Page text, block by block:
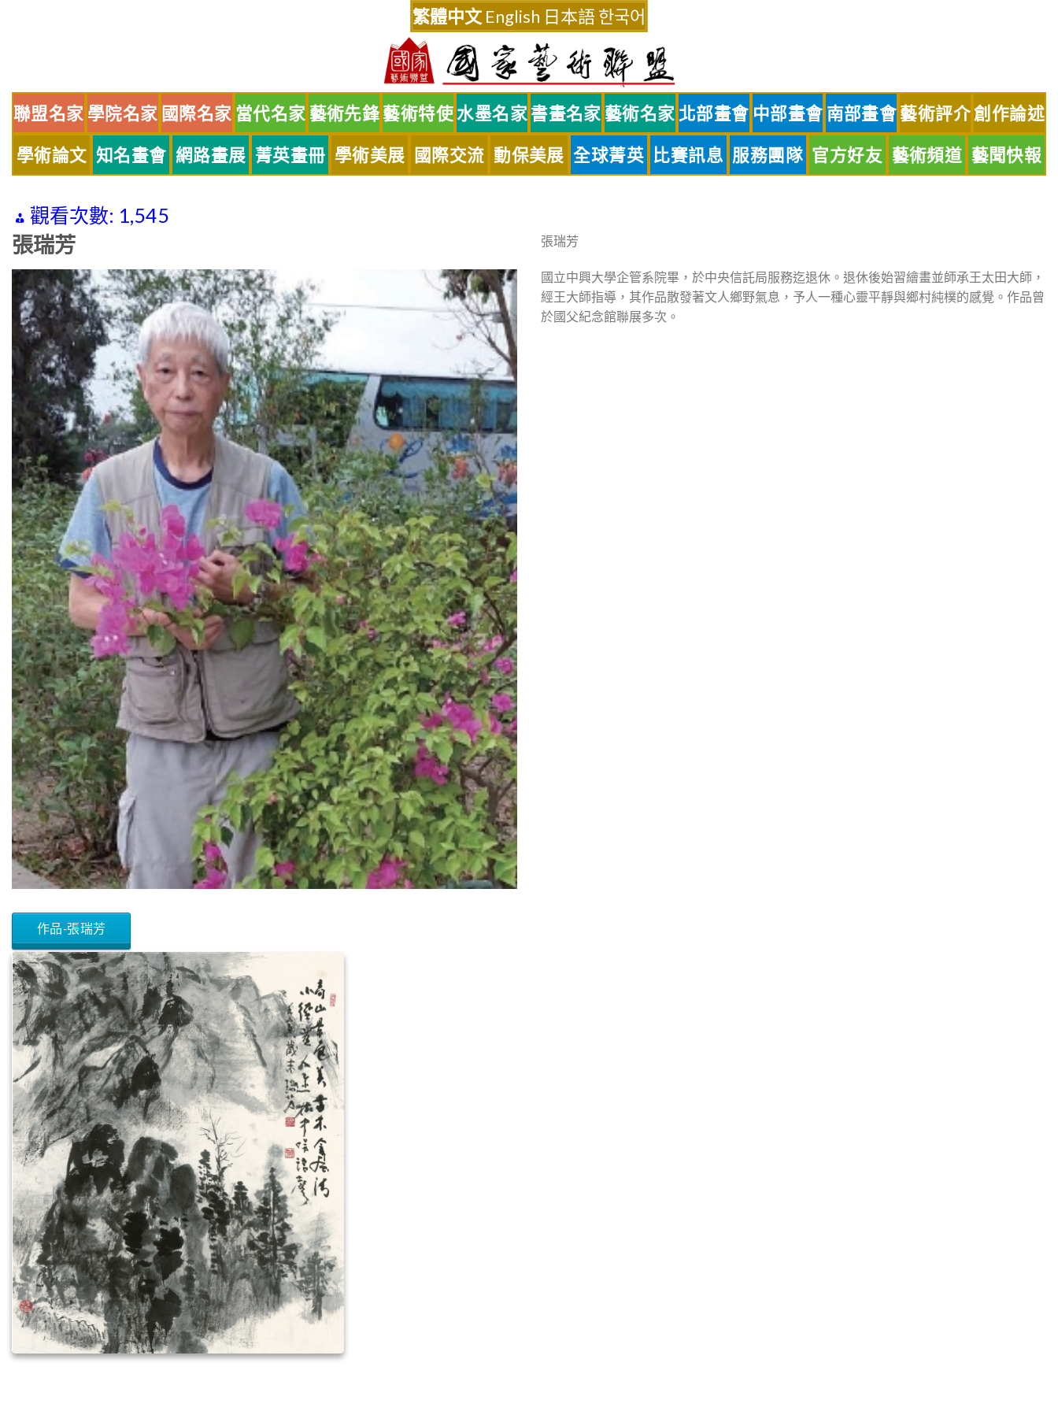
繁體中文 English 日本語한국어
聯盟名家 學院名家 國際名家 當代名家 藝術先鋒藝術特使水墨名家 書畫名家 藝術名家 北部畫會 中部畫會 南部畫會藝術評介創作論述
學術論文 知名畫會 網路畫展 菁英畫冊 學術美展 國際交流 動保美展 全球菁英 比賽訊息 服務團隊 官方好友 藝術頻道 藝聞快報
觀看次數: 1,545
張瑞芳 張瑞芳
國立中興大學企管系院畢，於中央信託局服務迄退休。退休後始習繪畫並師承王太田大師，
經王大師指導，其作品散發著文人鄉野氣息，予人一種心靈平靜與鄉村純樸的感覺。作品曾
於國父紀念館聯展多次。
作品-張瑞芳